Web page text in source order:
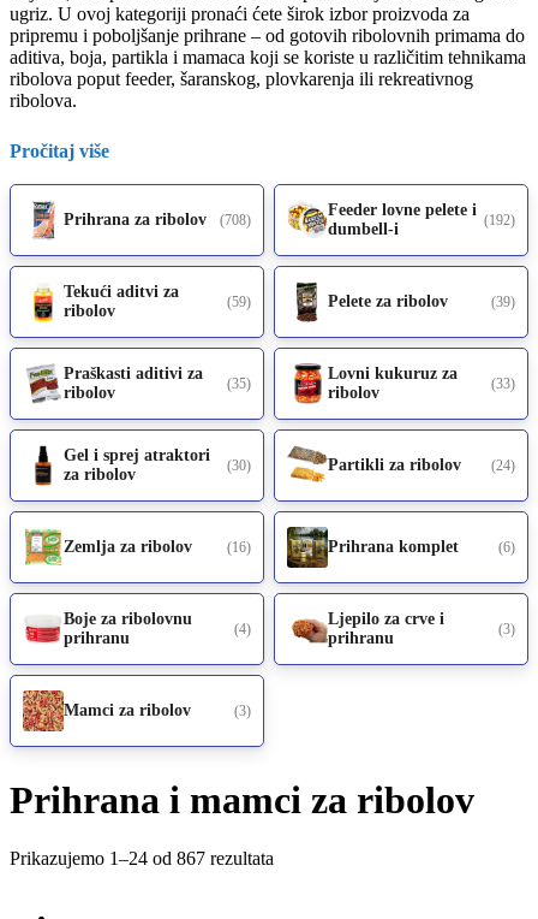
ugriz. U ovoj kategoriji pronaći ćete širok izbor proizvoda za
pripremu i poboljšanje prihrane – od gotovih ribolovnih primama do
aditiva, boja, partikla i mamaca koji se koriste u različitim tehnikama
ribolova poput feeder, šaranskog, plovkarenja ili rekreativnog
ribolova.
Pročitaj više
Prihrana za ribolov (708)
Feeder lovne pelete i
dumbell-i
(192)
Tekući aditvi za
ribolov
(59) Pelete za ribolov (39)
Praškasti aditivi za
ribolov
(35)
Lovni kukuruz za
ribolov
(33)
Gel i sprej atraktori
za ribolov
(30) Partikli za ribolov (24)
Zemlja za ribolov (16) Prihrana komplet (6)
Boje za ribolovnu
prihranu
(4)
Ljepilo za crve i
prihranu
(3)
Mamci za ribolov (3)
Prihrana i mamci za ribolov
Prikazujemo 1–24 od 867 rezultata